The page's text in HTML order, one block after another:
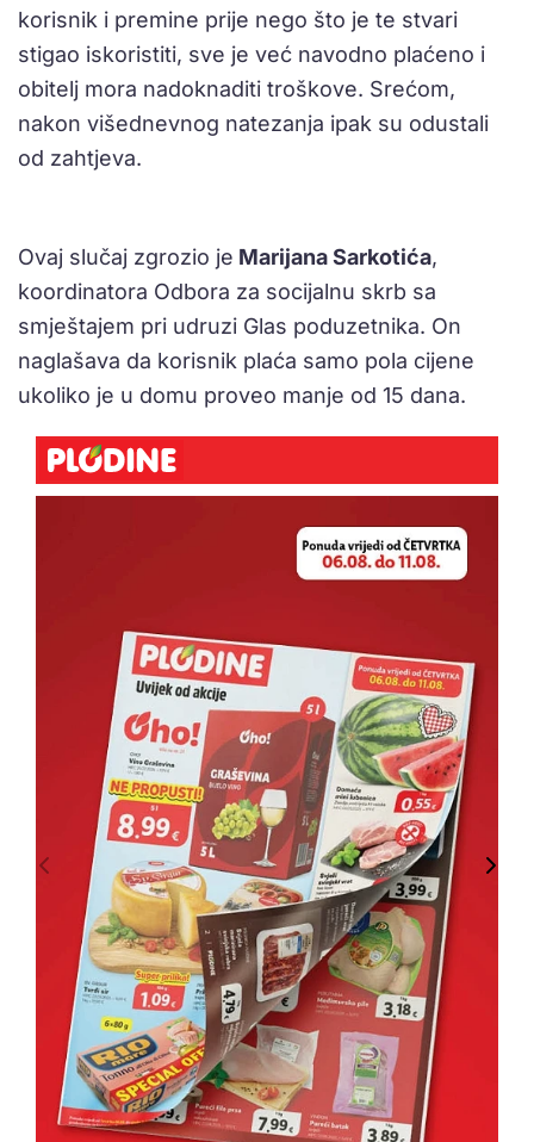
korisnik i premine prije nego što je te stvari
stigao iskoristiti, sve je već navodno plaćeno i
obitelj mora nadoknaditi troškove. Srećom,
nakon višednevnog natezanja ipak su odustali
od zahtjeva.
Ovaj slučaj zgrozio je Marijana Sarkotića,
koordinatora Odbora za socijalnu skrb sa
smještajem pri udruzi Glas poduzetnika. On
naglašava da korisnik plaća samo pola cijene
ukoliko je u domu proveo manje od 15 dana.